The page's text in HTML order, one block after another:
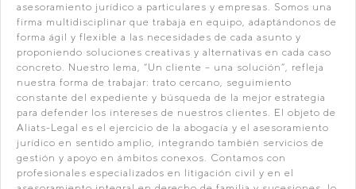
asesoramiento jurídico a particulares y empresas. Somos una
firma multidisciplinar que trabaja en equipo, adaptándonos de
forma ágil y flexible a las necesidades de cada asunto y
proponiendo soluciones creativas y alternativas en cada caso
concreto. Nuestro lema, “Un cliente – una solución”, refleja
nuestra forma de trabajar: trato cercano, seguimiento
constante del expediente y búsqueda de la mejor estrategia
para defender los intereses de nuestros clientes. El objeto de
Aliats-Legal es el ejercicio de la abogacía y el asesoramiento
jurídico en sentido amplio, integrando también servicios de
gestión y apoyo en ámbitos conexos. Contamos con
profesionales especializados en litigación civil y en el